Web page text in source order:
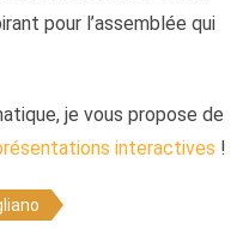
pour l’assemblée qui
je vous propose de
interactives !